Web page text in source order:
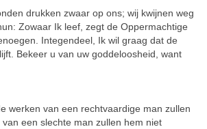
drukken zwaar op ons; wij kwijnen weg
Zowaar Ik leef, zegt de Oppermachtige
Integendeel, Ik wil graag dat de
Bekeer u van uw goddeloosheid, want
werken van een rechtvaardige man zullen
een slechte man zullen hem niet